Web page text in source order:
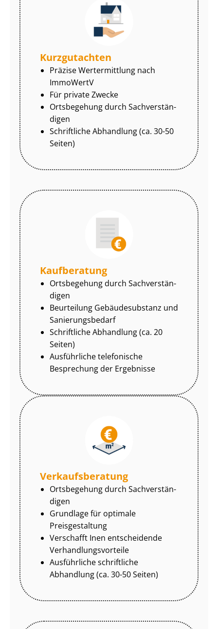
Kurzgutachten
Präzise Wertermittlung nach
ImmoWertV
Für private Zwecke
Ortsbegehung durch Sach­ver­stän­
di­gen
Schriftliche Abhandlung (ca. 30-50
Seiten)
Kaufberatung
Ortsbegehung durch Sach­ver­stän­
di­gen
Beurteilung Gebäudesubstanz und
Sa­nie­rungs­be­darf
Schriftliche Abhandlung (ca. 20
Seiten)
Ausführliche telefonische
Besprechung der Ergebnisse
Ver­kaufs­be­ra­tung
Ortsbegehung durch Sach­ver­stän­
di­gen
Grundlage für optimale
Preisgestaltung
Verschafft Inen entscheidende
Ver­hand­lungs­vor­tei­le
Ausführliche schriftliche
Abhandlung (ca. 30-50 Seiten)